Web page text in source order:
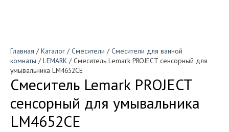
Главная / Каталог / Смесители / Смесители для ванной
комнаты / LEMARK / Смеситель Lemark PROJECT сенсорный для
умывальника LM4652СЕ
Смеситель Lemark PROJECT
сенсорный для умывальника
LM4652СЕ